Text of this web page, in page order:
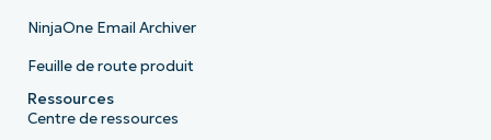
NinjaOne Email Archiver
Feuille de route produit
Ressources
Centre de ressources